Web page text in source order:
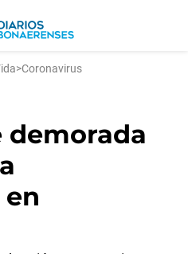
>Coronavirus
demorada